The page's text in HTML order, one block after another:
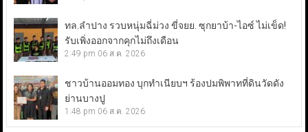
ทล.ลำปาง รวบหนุ่มฉี่ม่วง ขี่จยย. ซุกยาบ้า-ไอซ์ ไม่เข็ด!
รับเพิ่งออกจากคุกไม่ถึงเดือน
2:49 pm 06 ส.ค. 2026
ชาวบ้านออมทอง บุกทำเนียบฯ ร้องปมพิพาทที่ดินวัดดัง
ย่านบางปู
1:48 pm 06 ส.ค. 2026